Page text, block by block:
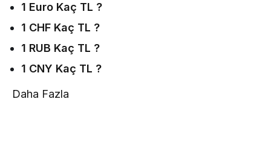
1 Euro Kaç TL ?
1 CHF Kaç TL ?
1 RUB Kaç TL ?
1 CNY Kaç TL ?
Daha Fazla